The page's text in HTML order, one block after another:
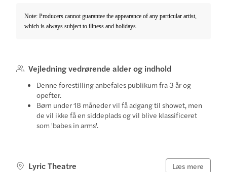
Note: Producers cannot guarantee the appearance of any particular artist,
which is always subject to illness and holidays.
Vejledning vedrørende alder og indhold
Denne forestilling anbefales publikum fra 3 år og
opefter.
Børn under 18 måneder vil få adgang til showet, men
de vil ikke få en siddeplads og vil blive klassificeret
som 'babes in arms'.
Lyric Theatre Læs mere